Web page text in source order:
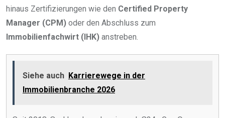
hinaus Zertifizierungen wie den Certified Property
Manager (CPM) oder den Abschluss zum
Immobilienfachwirt (IHK) anstreben.
Siehe auch Karrierewege in der
Immobilienbranche 2026